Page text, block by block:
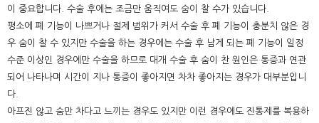
이 중요합니다. 수술 후에는 조금만 움직여도 숨이 찰 수가 있습니다.
평소에 폐 기능이 나쁘거나 절제 범위가 커서 수술 후 폐 기능이 충분치 않은 경
우 숨이 찰 수 있지만 수술을 하는 경우에는 수술 후 남게 되는 폐 기능이 일정
수준 이상인 경우에만 수술을 하므로 대개 수술 후 숨이 찬 원인은 통증과 연관
되어 나타나며 시간이 지나 통증이 좋아지면 차차 좋아지는 경우가 대부분입니
다.
아프진 않고 숨만 차다고 느끼는 경우도 있지만 이런 경우에도 진통제를 복용하